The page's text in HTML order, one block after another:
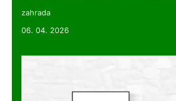
zahrada
06. 04. 2026